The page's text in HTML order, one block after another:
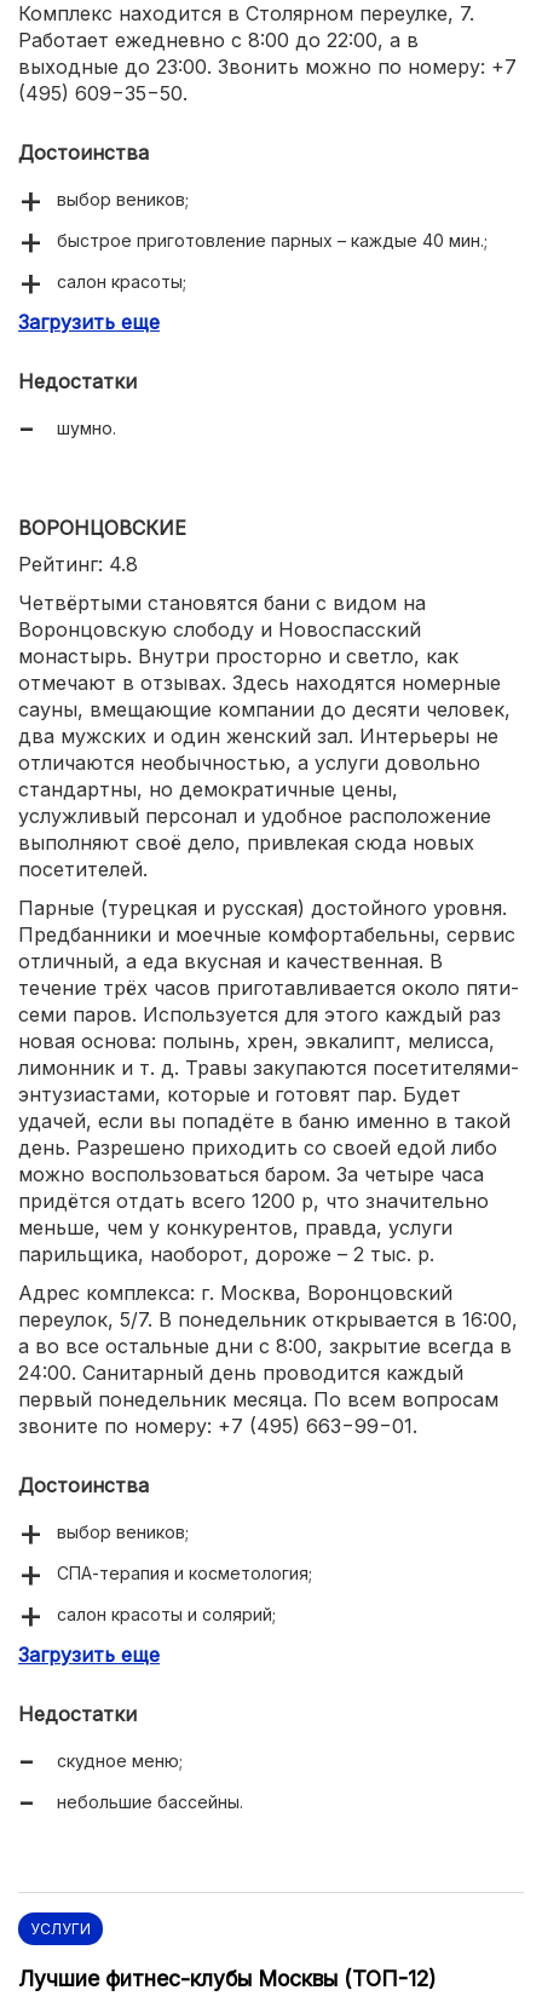
Комплекс находится в Столярном переулке, 7.
Работает ежедневно с 8:00 до 22:00, а в
выходные до 23:00. Звонить можно по номеру: +7
(495) 609−35−50.
Достоинства
выбор веников;
быстрое приготовление парных – каждые 40 мин.;
салон красоты;
экспресс-прачечная;
Загрузить еще
Недостатки
шумно.
ВОРОНЦОВСКИЕ
Рейтинг: 4.8
Четвёртыми становятся бани с видом на
Воронцовскую слободу и Новоспасский
монастырь. Внутри просторно и светло, как
отмечают в отзывах. Здесь находятся номерные
сауны, вмещающие компании до десяти человек,
два мужских и один женский зал. Интерьеры не
отличаются необычностью, а услуги довольно
стандартны, но демократичные цены,
услужливый персонал и удобное расположение
выполняют своё дело, привлекая сюда новых
посетителей.
Парные (турецкая и русская) достойного уровня.
Предбанники и моечные комфортабельны, сервис
отличный, а еда вкусная и качественная. В
течение трёх часов приготавливается около пяти-
семи паров. Используется для этого каждый раз
новая основа: полынь, хрен, эвкалипт, мелисса,
лимонник и т. д. Травы закупаются посетителями-
энтузиастами, которые и готовят пар. Будет
удачей, если вы попадёте в баню именно в такой
день. Разрешено приходить со своей едой либо
можно воспользоваться баром. За четыре часа
придётся отдать всего 1200 р, что значительно
меньше, чем у конкурентов, правда, услуги
парильщика, наоборот, дороже – 2 тыс. р.
Адрес комплекса: г. Москва, Воронцовский
переулок, 5/7. В понедельник открывается в 16:00,
а во все остальные дни с 8:00, закрытие всегда в
24:00. Санитарный день проводится каждый
первый понедельник месяца. По всем вопросам
звоните по номеру: +7 (495) 663−99−01.
Достоинства
выбор веников;
СПА-терапия и косметология;
салон красоты и солярий;
массаж и гидромассаж.
Загрузить еще
Недостатки
скудное меню;
небольшие бассейны.
УСЛУГИ
Лучшие фитнес-клубы Москвы (ТОП-12)